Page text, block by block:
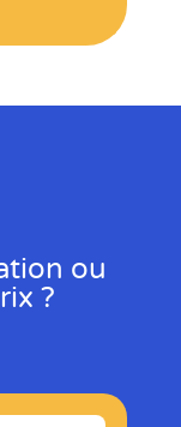
ou
?